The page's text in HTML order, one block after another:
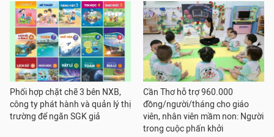
Phối hợp chặt chẽ 3 bên NXB,
công ty phát hành và quản lý thị
trường để ngăn SGK giả
Cần Thơ hỗ trợ 960.000
đồng/người/tháng cho giáo
viên, nhân viên mầm non: Người
trong cuộc phấn khởi